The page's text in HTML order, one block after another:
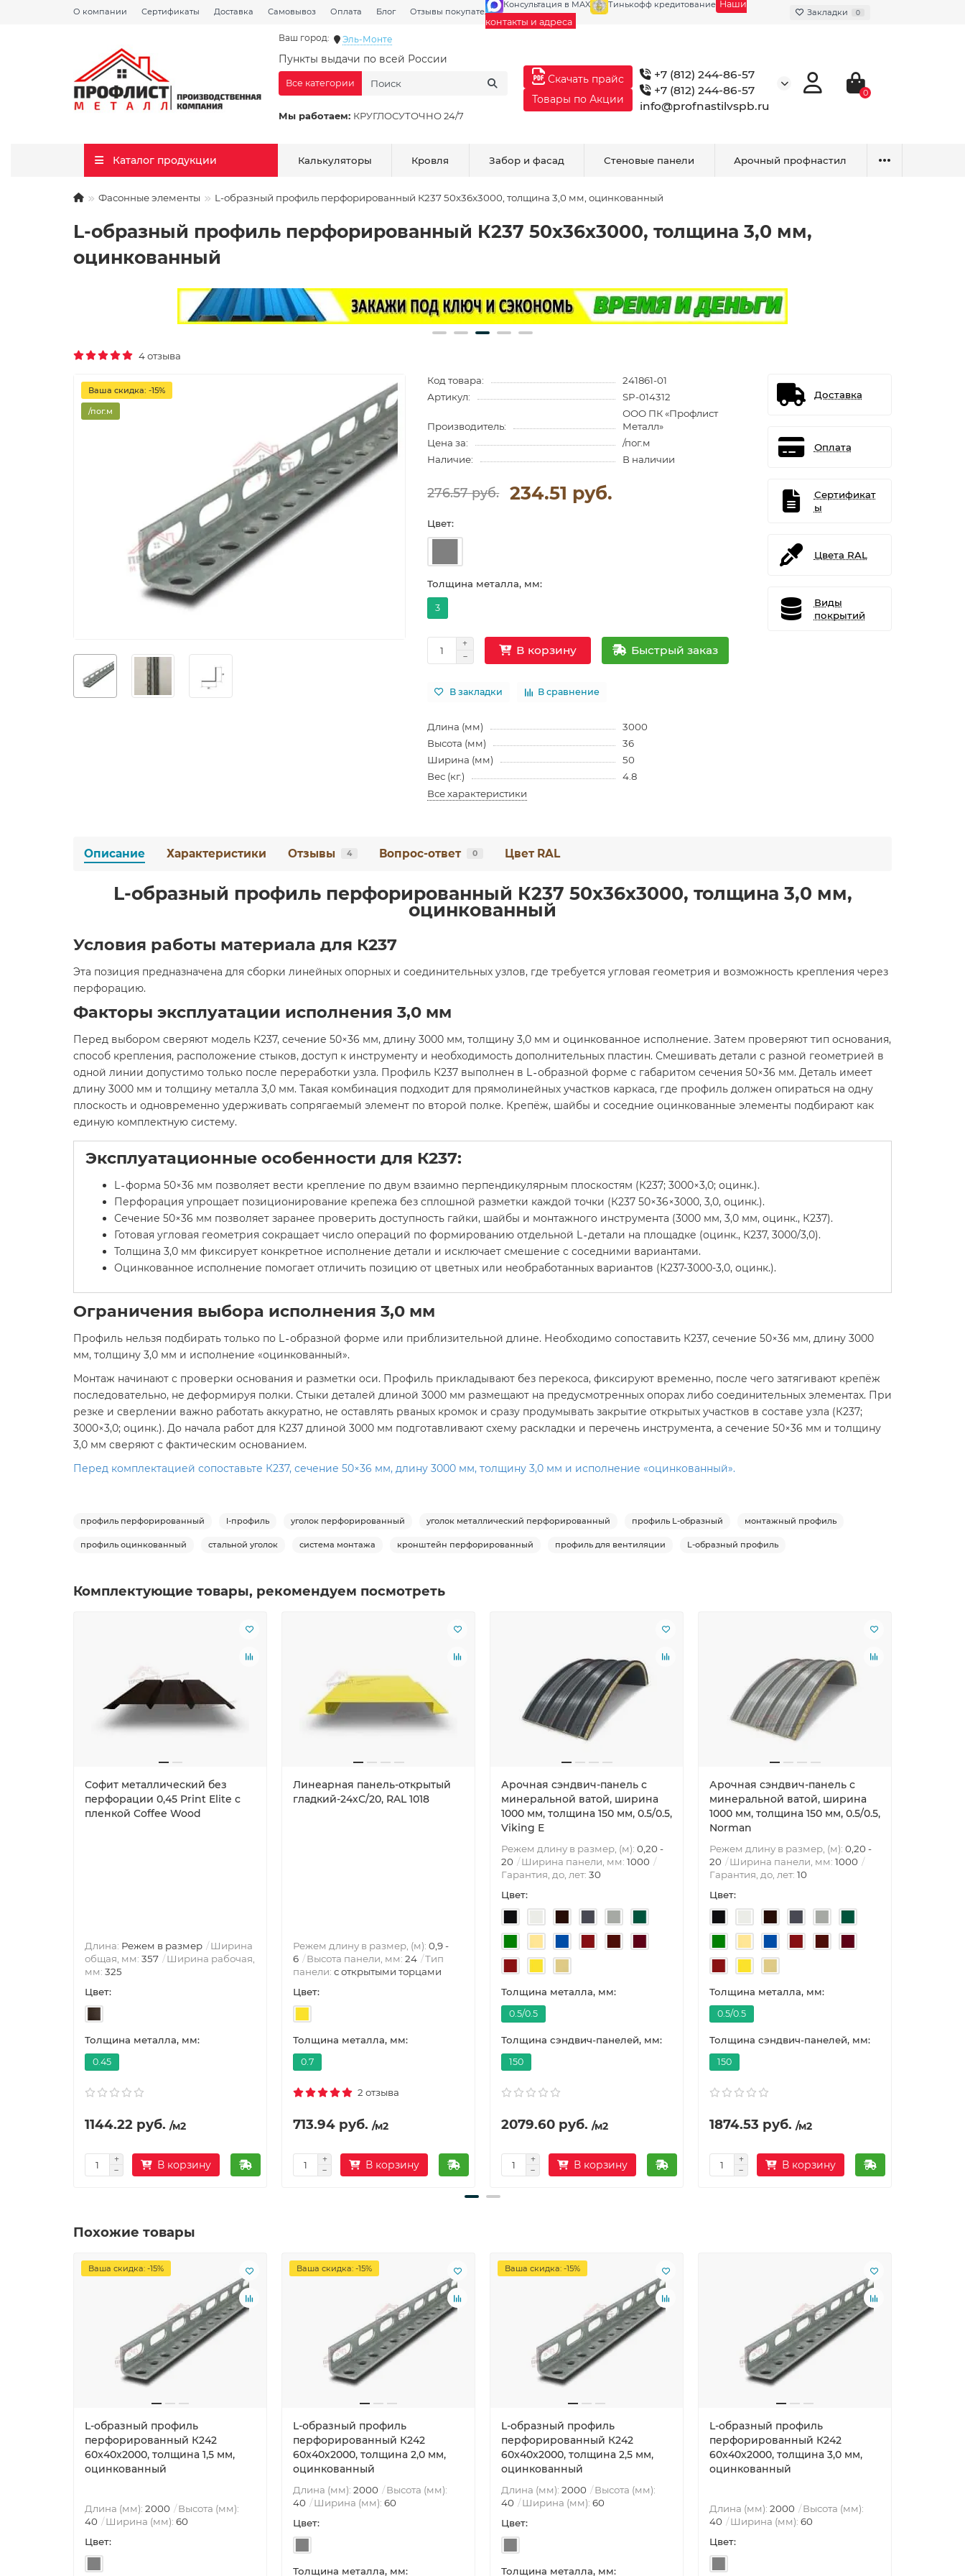
О компании Сертификаты Доставка Самовывоз Оплата Блог Отзывы покупателей Галерея
Консультация в MAX Тинькофф кредитование Наши
контакты и адреса
Закладки 0
Ваш город: Эль-Монте
Пункты выдачи по всей России
Мы работаем: КРУГЛОСУТОЧНО 24/7
Все категории
Скачать прайс
Товары по Акции
+7 (812) 244-86-57
+7 (812) 244-86-57
info@profnastilvspb.ru
0
Каталог продукции Калькуляторы Кровля Забор и фасад Стеновые панели Арочный профнастил
Фасонные элементы L-образный профиль перфорированный К237 50x36x3000, толщина 3,0 мм, оцинкованный
L-образный профиль перфорированный К237 50x36x3000, толщина 3,0 мм,
оцинкованный
4 отзыва
Ваша скидка: -15%
/пог.м
Код товара:
241861-01
Артикул:
SP-014312
Производитель:
ООО ПК «Профлист
Металл»
Цена за:
/пог.м
Наличие:
В наличии
276.57 руб. 234.51 руб.
Цвет:
Толщина металла, мм:
3
В корзину Быстрый заказ
В закладки В сравнение
Длина (мм)
3000
Высота (мм)
36
Ширина (мм)
50
Вес (кг.)
4.8
Все характеристики
Доставка
Оплата
Сертификат
ы
Цвета RAL
Виды
покрытий
Описание Характеристики Отзывы 4 Вопрос-ответ 0 Цвет RAL
L-образный профиль перфорированный К237 50x36x3000, толщина 3,0 мм,
оцинкованный
Условия работы материала для К237
Эта позиция предназначена для сборки линейных опорных и соединительных узлов, где требуется угловая геометрия и возможность крепления через
перфорацию.
Факторы эксплуатации исполнения 3,0 мм
Перед выбором сверяют модель К237, сечение 50×36 мм, длину 3000 мм, толщину 3,0 мм и оцинкованное исполнение. Затем проверяют тип основания,
способ крепления, расположение стыков, доступ к инструменту и необходимость дополнительных пластин. Смешивать детали с разной геометрией в
одной линии допустимо только после переработки узла. Профиль К237 выполнен в L‑образной форме с габаритом сечения 50×36 мм. Деталь имеет
длину 3000 мм и толщину металла 3,0 мм. Такая комбинация подходит для прямолинейных участков каркаса, где профиль должен опираться на одну
плоскость и одновременно удерживать сопрягаемый элемент по второй полке. Крепёж, шайбы и соседние оцинкованные элементы подбирают как
единую комплектную систему.
Эксплуатационные особенности для К237:
L‑форма 50×36 мм позволяет вести крепление по двум взаимно перпендикулярным плоскостям (К237; 3000×3,0; оцинк.).
Перфорация упрощает позиционирование крепежа без сплошной разметки каждой точки (К237 50×36×3000, 3,0, оцинк.).
Сечение 50×36 мм позволяет заранее проверить доступность гайки, шайбы и монтажного инструмента (3000 мм, 3,0 мм, оцинк., К237).
Готовая угловая геометрия сокращает число операций по формированию отдельной L‑детали на площадке (оцинк., К237, 3000/3,0).
Толщина 3,0 мм фиксирует конкретное исполнение детали и исключает смешение с соседними вариантами.
Оцинкованное исполнение помогает отличить позицию от цветных или необработанных вариантов (К237-3000-3,0, оцинк.).
Ограничения выбора исполнения 3,0 мм
Профиль нельзя подбирать только по L‑образной форме или приблизительной длине. Необходимо сопоставить К237, сечение 50×36 мм, длину 3000
мм, толщину 3,0 мм и исполнение «оцинкованный».
Монтаж начинают с проверки основания и разметки оси. Профиль прикладывают без перекоса, фиксируют временно, после чего затягивают крепёж
последовательно, не деформируя полки. Стыки деталей длиной 3000 мм размещают на предусмотренных опорах либо соединительных элементах. При
резке и сверлении важно работать аккуратно, не оставлять рваных кромок и сразу продумывать закрытие открытых участков в составе узла (К237;
3000×3,0; оцинк.). До начала работ для К237 длиной 3000 мм подготавливают схему раскладки и перечень инструмента, а сечение 50×36 мм и толщину
3,0 мм сверяют с фактическим основанием.
Перед комплектацией сопоставьте К237, сечение 50×36 мм, длину 3000 мм, толщину 3,0 мм и исполнение «оцинкованный».
профиль перфорированный l-профиль уголок перфорированный уголок металлический перфорированный профиль L-образный монтажный профиль
профиль оцинкованный стальной уголок система монтажа кронштейн перфорированный профиль для вентиляции L-образный профиль
Комплектующие товары, рекомендуем посмотреть
Софит металлический без
перфорации 0,45 Print Elite с
пленкой Coffee Wood
Длина: Режем в размер
Ширина
общая, мм: 357
Ширина рабочая,
мм: 325
Цвет:
Толщина металла, мм:
0.45
1144.22 руб. /м2
В корзину
Линеарная панель-открытый
гладкий-24хС/20, RAL 1018
Режем длину в размер, (м): 0,9 -
6
Высота панели, мм: 24
Тип
панели: с открытыми торцами
Цвет:
Толщина металла, мм:
0.7
2 отзыва
713.94 руб. /м2
В корзину
Арочная сэндвич-панель с
минеральной ватой, ширина
1000 мм, толщина 150 мм, 0.5/0.5,
Viking E
Режем длину в размер, (м): 0,20 -
20
Ширина панели, мм: 1000
Гарантия, до, лет: 30
Цвет:
Толщина металла, мм:
0.5/0.5
Толщина сэндвич-панелей, мм:
150
2079.60 руб. /м2
В корзину
Арочная сэндвич-панель с
минеральной ватой, ширина
1000 мм, толщина 150 мм, 0.5/0.5,
Norman
Режем длину в размер, (м): 0,20 -
20
Ширина панели, мм: 1000
Гарантия, до, лет: 10
Цвет:
Толщина металла, мм:
0.5/0.5
Толщина сэндвич-панелей, мм:
150
1874.53 руб. /м2
В корзину
Похожие товары
Ваша скидка: -15%
L-образный профиль
перфорированный К242
60x40x2000, толщина 1,5 мм,
оцинкованный
Длина (мм): 2000
Высота (мм):
40
Ширина (мм): 60
Цвет:
Ваша скидка: -15%
L-образный профиль
перфорированный К242
60x40x2000, толщина 2,0 мм,
оцинкованный
Длина (мм): 2000
Высота (мм):
40
Ширина (мм): 60
Цвет:
Толщина металла, мм:
Ваша скидка: -15%
L-образный профиль
перфорированный К242
60x40x2000, толщина 2,5 мм,
оцинкованный
Длина (мм): 2000
Высота (мм):
40
Ширина (мм): 60
Цвет:
Толщина металла, мм:
L-образный профиль
перфорированный К242
60x40x2000, толщина 3,0 мм,
оцинкованный
Длина (мм): 2000
Высота (мм):
40
Ширина (мм): 60
Цвет: